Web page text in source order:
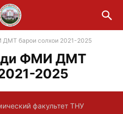
барои солхои 2021-2025
ФМИ ДМТ
2025
факультет ТНУ